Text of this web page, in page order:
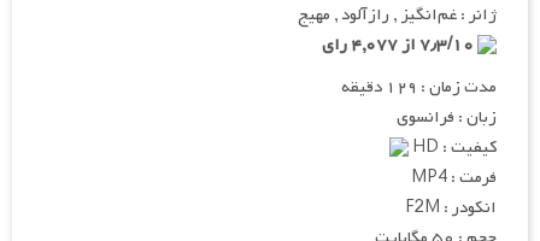
ژانر : غم‌انگیز , رازآلود , مهیج
مدت زمان : ۱۲۹ دقیقه
زبان : فرانسوی
کیفیت : HD
فرمت : MP4
انکودر : F2M